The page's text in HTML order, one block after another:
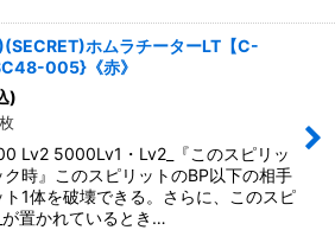
ホムラチーターLT【C-
005}《赤》
)
Lv2 5000Lv1・Lv2_『このスピリッ
ク時』このスピリットのBP以下の相手
1体を破壊できる。さらに、このスピ
が置かれているとき…